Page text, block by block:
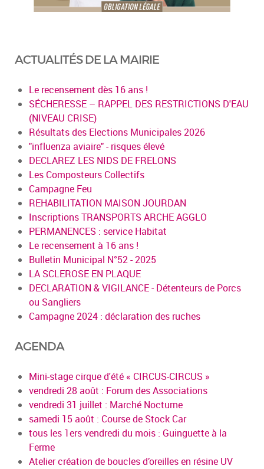
ACTUALITÉS DE LA MAIRIE
Le recensement dès 16 ans !
SÉCHERESSE – RAPPEL DES RESTRICTIONS D'EAU
(NIVEAU CRISE)
Résultats des Elections Municipales 2026
"influenza aviaire" - risques élevé
DECLAREZ LES NIDS DE FRELONS
Les Composteurs Collectifs
Campagne Feu
REHABILITATION MAISON JOURDAN
Inscriptions TRANSPORTS ARCHE AGGLO
PERMANENCES : service Habitat
Le recensement à 16 ans !
Bulletin Municipal N°52 - 2025
LA SCLEROSE EN PLAQUE
DECLARATION & VIGILANCE - Détenteurs de Porcs
ou Sangliers
Campagne 2024 : déclaration des ruches
AGENDA
Mini-stage cirque d'été « CIRCUS-CIRCUS »
vendredi 28 août : Forum des Associations
vendredi 31 juillet : Marché Nocturne
samedi 15 août : Course de Stock Car
tous les 1ers vendredi du mois : Guinguette à la
Ferme
Atelier création de boucles d’oreilles en résine UV